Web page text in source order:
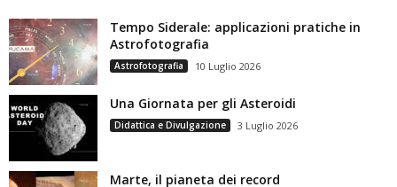
Tempo Siderale: applicazioni pratiche in
Astrofotografia
Astrofotografia 10 Luglio 2026
Una Giornata per gli Asteroidi
Didattica e Divulgazione 3 Luglio 2026
Marte, il pianeta dei record